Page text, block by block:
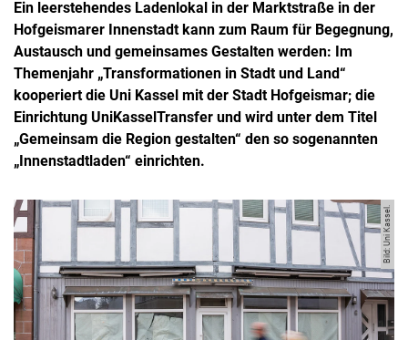
Ein leerstehendes Ladenlokal in der Marktstraße in der
Hofgeismarer Innenstadt kann zum Raum für Begegnung,
Austausch und gemeinsames Gestalten werden: Im
Themenjahr „Transformationen in Stadt und Land“
kooperiert die Uni Kassel mit der Stadt Hofgeismar; die
Einrichtung UniKasselTransfer und wird unter dem Titel
„Gemeinsam die Region gestalten“ den so sogenannten
„Innenstadtladen“ einrichten.
Bild: Uni Kassel.